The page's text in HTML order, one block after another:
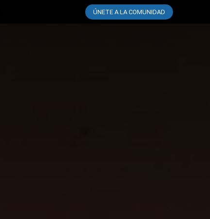
ÚNETE A LA COMUNIDAD